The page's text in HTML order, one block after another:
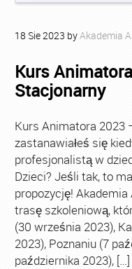
18 Sie2023 byAkademia
Kurs
Stacjonarny
Kurs Animatora 2023
zastanawiałeś się
profesjonalistą w
Dzieci? Jeśli tak, to
propozycję!
trasę szkoleniową,
(30 września 2023),
2023), Poznaniu (7
października 2023), […]